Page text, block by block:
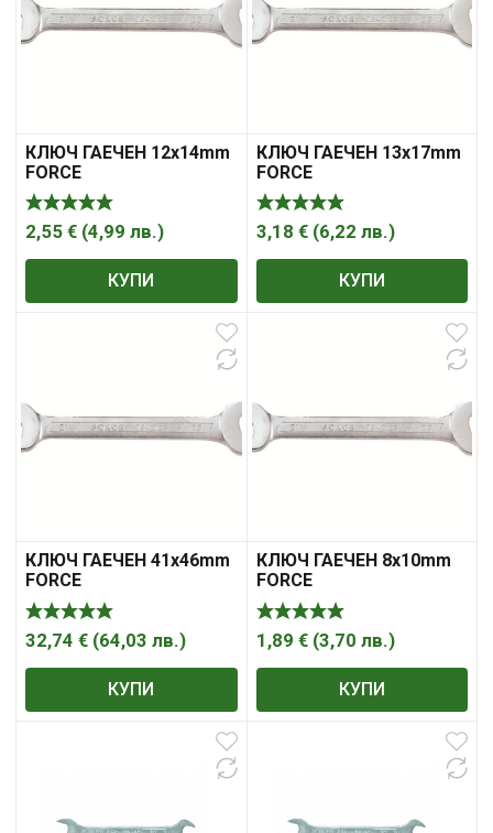
КЛЮЧ ГАЕЧЕН 12x14mm
FORCE
2,55 € (4,99 лв.)
КУПИ
КЛЮЧ ГАЕЧЕН 13x17mm
FORCE
3,18 € (6,22 лв.)
КУПИ
КЛЮЧ ГАЕЧЕН 41x46mm
FORCE
32,74 € (64,03 лв.)
КУПИ
КЛЮЧ ГАЕЧЕН 8x10mm
FORCE
1,89 € (3,70 лв.)
КУПИ